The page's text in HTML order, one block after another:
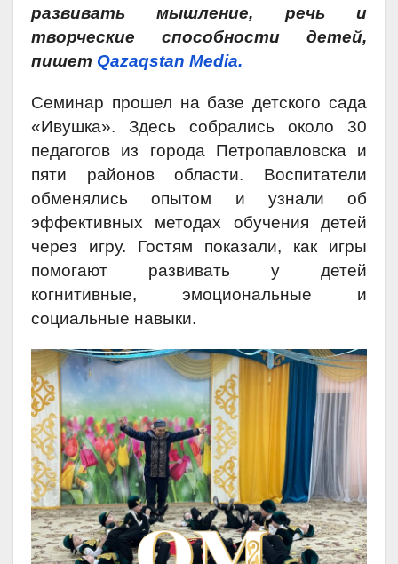
развивать мышление, речь и
творческие способности детей,
пишет Qazaqstan Media.
Семинар прошел на базе детского сада
«Ивушка». Здесь собрались около 30
педагогов из города Петропавловска и
пяти районов области. Воспитатели
обменялись опытом и узнали об
эффективных методах обучения детей
через игру. Гостям показали, как игры
помогают развивать у детей
когнитивные, эмоциональные и
социальные навыки.